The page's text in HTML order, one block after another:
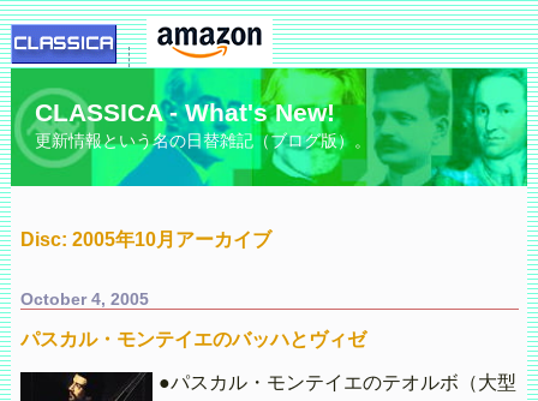
CLASSICA - What's New!
更新情報という名の日替雑記（ブログ版）。
Disc: 2005年10月アーカイブ
October 4, 2005
パスカル・モンテイエのバッハとヴィゼ
●パスカル・モンテイエのテオルボ（大型